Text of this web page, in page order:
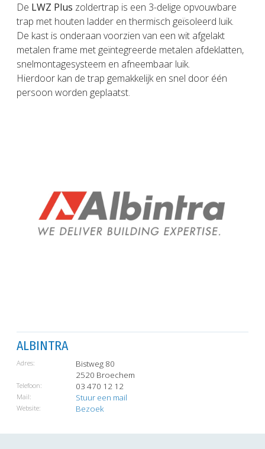
De LWZ Plus zoldertrap is een 3-delige opvouwbare
trap met houten ladder en thermisch geïsoleerd luik.
De kast is onderaan voorzien van een wit afgelakt
metalen frame met geïntegreerde metalen afdeklatten,
snelmontagesysteem en afneembaar luik.
Hierdoor kan de trap gemakkelijk en snel door één
persoon worden geplaatst.
ALBINTRA
Adres:
Bistweg 80
2520 Broechem
Telefoon: 03 470 12 12
Mail: Stuur een mail
Website: Bezoek